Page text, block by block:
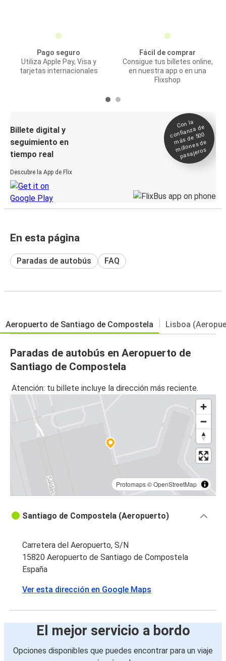
Pago seguro
Utiliza Apple Pay, Visa y
tarjetas internacionales
Fácil de comprar
Consigue tus billetes online,
en nuestra app o en una
Flixshop
Billete digital y
seguimiento en
tiempo real
Descubre la App de Flix
Con la
confianza de
más de 500
millones de
pasajeros
En esta página
Paradas de autobús FAQ
Aeropuerto de Santiago de Compostela Lisboa
Paradas de autobús en Aeropuerto de
Santiago de Compostela
Atención: tu billete incluye la dirección más reciente.
Protomaps©OpenStreetMap
Santiago de Compostela (Aeropuerto)
Carretera del Aeropuerto, S/N
15820 Aeropuerto de Santiago de Compostela
España
Ver esta dirección en Google Maps
El mejor servicio a bordo
Opciones disponibles que puedes encontrar para un viaje